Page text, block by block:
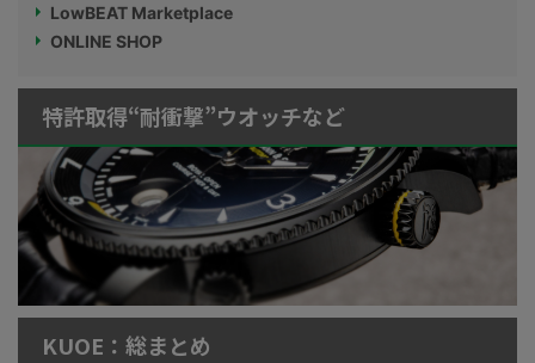
LowBEAT Marketplace
ONLINE SHOP
特許取得“耐衝撃”ウオッチなど
KUOE：総まとめ